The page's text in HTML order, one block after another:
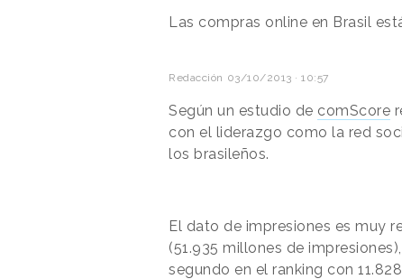
Las compras online en Brasil
Redacción 03/10/2013 · 10:57
Según un estudio de comScore
con el liderazgo como la red
los brasileños.
El dato de impresiones es muy
(51.935 millones de
segundo en el ranking con